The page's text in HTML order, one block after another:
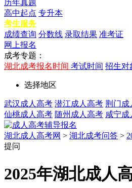
历年真题
高中起点 专升本
考生服务
成绩查询 分数线 录取结果 准考证
网上报名
成考专题：
湖北成考报名时间 考试时间 招生对
选择地区
武汉成人高考 潜江成人高考 荆门成
仙桃成人高考 随州成人高考 咸宁成
湖北成人高考网 > 湖北成考问答 >
提问
2025年湖北成人